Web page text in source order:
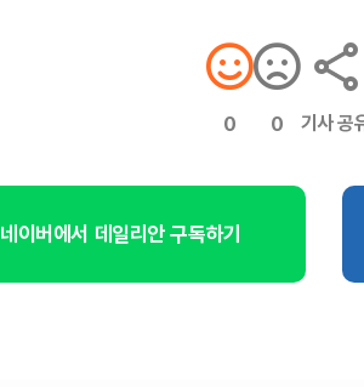
0 0 기사 공
네이버에서 데일리안 구독하기